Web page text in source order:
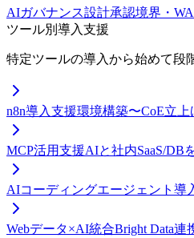
AIガバナンス設計承認境界・
ツール別導入支援
特定ツールの導入から始めて段
n8n導入支援環境構築〜CoE立上
MCP活用支援AIと社内SaaS/DB
AIコーディングエージェント導
Webデータ×AI統合Bright Data